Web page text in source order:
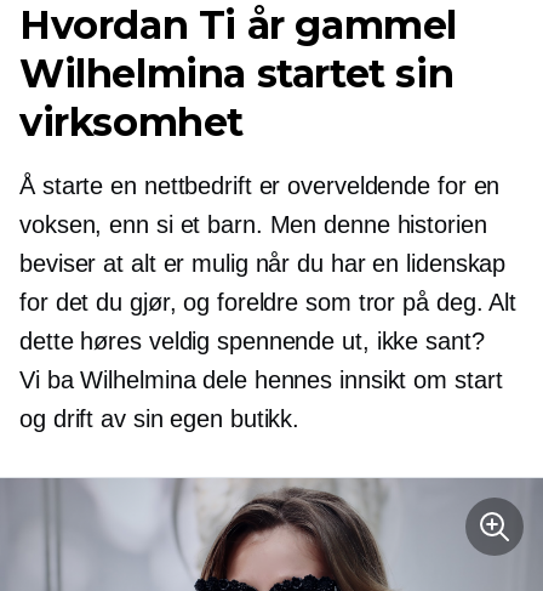
Hvordan Ti år gammel
Wilhelmina startet sin
virksomhet
Å starte en nettbedrift er overveldende for en
voksen, enn si et barn. Men denne historien
beviser at alt er mulig når du har en lidenskap
for det du gjør, og foreldre som tror på deg. Alt
dette høres veldig spennende ut, ikke sant?
Vi ba Wilhelmina dele hennes innsikt om start
og drift av sin egen butikk.